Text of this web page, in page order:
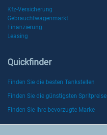
Kfz-Versicherung
Gebrauchtwagenmarkt
Finanzierung
Leasing
Quickfinder
Finden Sie die besten Tankstellen
Finden Sie die günstigsten Spritpreise
Finden Sie Ihre bevorzugte Marke